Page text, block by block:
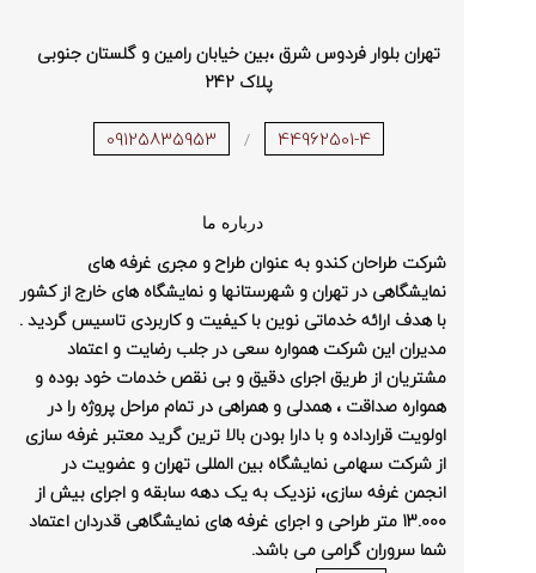
تهران بلوار فردوس شرق ،بین خیابان رامین و گلستان جنوبی
پلاک 242
44962501-4
/
09125835953
درباره ما
شرکت طراحان کندو به عنوان طراح و مجری غرفه های
نمایشگاهی در تهران و شهرستانها و نمایشگاه های خارج از کشور
با هدف ارائه خدماتی نوین با کیفیت و کاربردی تاسیس گردید .
مدیران این شرکت همواره سعی در جلب رضایت و اعتماد
مشتریان از طریق اجرای دقیق و بی نقص خدمات خود بوده و
همواره صداقت ، همدلی و همراهی در تمام مراحل پروژه را در
اولویت قرارداده و با دارا بودن بالا ترین گرید معتبر غرفه سازی
از شرکت سهامی نمایشگاه بین المللی تهران و عضویت در
انجمن غرفه سازی، نزدیک به یک دهه سابقه و اجرای بیش از
13.000 متر طراحی و اجرای غرفه های نمایشگاهی قدردان اعتماد
شما سروران گرامی می باشد.